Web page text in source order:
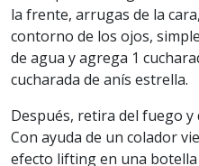
la frente, arrugas de la
contorno de los ojos,
de agua y agrega 1
cucharada de anís estrella.
Después, retira del fuego
Con ayuda de un colador
efecto lifting en una